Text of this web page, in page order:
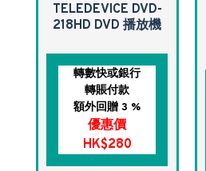
TELEDEVICE DVD-
218HD DVD 播放機
轉數快或銀行
轉賬付款
額外回贈 3 %
優惠價
HK$280